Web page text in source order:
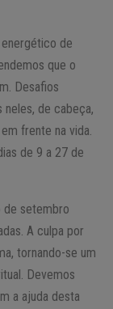
de
que o
Desafios
neles, de cabeça,
frente na vida.
de 9 a 27 de
de setembro
A culpa por
tornando-se um
Devemos
a ajuda desta